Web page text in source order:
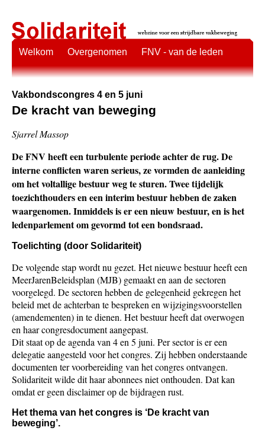
Welkom Overgenomen FNV - van de leden
Vakbondscongres 4 en 5 juni
De kracht van beweging
Sjarrel Massop
De FNV heeft een turbulente periode achter de rug. De
interne conflicten waren serieus, ze vormden de aanleiding
om het voltallige bestuur weg te sturen. Twee tijdelijk
toezichthouders en een interim bestuur hebben de zaken
waargenomen. Inmiddels is er een nieuw bestuur, en is het
ledenparlement om gevormd tot een bondsraad.
Toelichting (door Solidariteit)
De volgende stap wordt nu gezet. Het nieuwe bestuur heeft een
MeerJarenBeleidsplan (MJB) gemaakt en aan de sectoren
voorgelegd. De sectoren hebben de gelegenheid gekregen het
beleid met de achterban te bespreken en wijzigingsvoorstellen
(amendementen) in te dienen. Het bestuur heeft dat overwogen
en haar congresdocument aangepast.
Dit staat op de agenda van 4 en 5 juni. Per sector is er een
delegatie aangesteld voor het congres. Zij hebben onderstaande
documenten ter voorbereiding van het congres ontvangen.
Solidariteit wilde dit haar abonnees niet onthouden. Dat kan
omdat er geen disclaimer op de bijdragen rust.
Het thema van het congres is ‘De kracht van
beweging’.